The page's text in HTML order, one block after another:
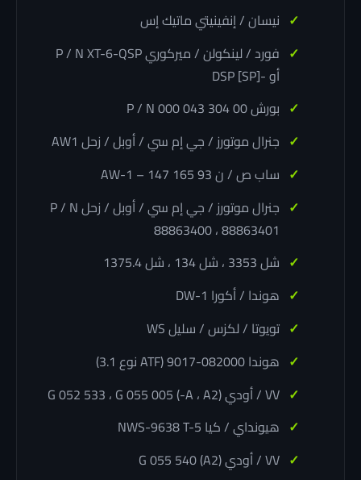
نيسان / إنفينيتي ماتيك إس
فورد / لينكولن / ميركوري P / N XT-6-QSP
أو -DSP [SP]
بورش P / N 000 043 304 00
جنرال موتورز / جي إم سي / أوبل / زحل AW1
ساب ص / ن 93 165 147 – AW-1
جنرال موتورز / جي إم سي / أوبل / زحل P / N
88863400 ، 88863401
شل 3353 ، شل 134 ، شل 1375.4
هوندا / أكورا DW-1
تويوتا / لكزس / سليل WS
هوندا 082000-9017 (ATF نوع 3.1)
VV / أودي G 052 533 ، G 055 005 (-A ، A2)
هيونداي / كيا NWS-9638 T-5
VV / أودي G 055 540 (A2)